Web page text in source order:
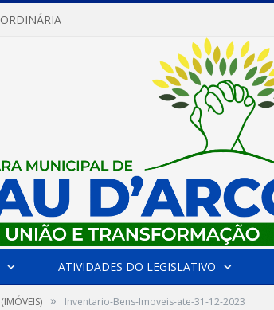
ATIVIDADES DO LEGISLATIVO
» Inventario-Bens-Imoveis-ate-31-12-2023